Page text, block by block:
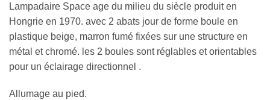
Lampadaire Space age du milieu du siècle produit en
Hongrie en 1970. avec 2 abats jour de forme boule en
plastique beige, marron fumé fixées sur une structure en
métal et chromé. les 2 boules sont réglables et orientables
pour un éclairage directionnel .
Allumage au pied.